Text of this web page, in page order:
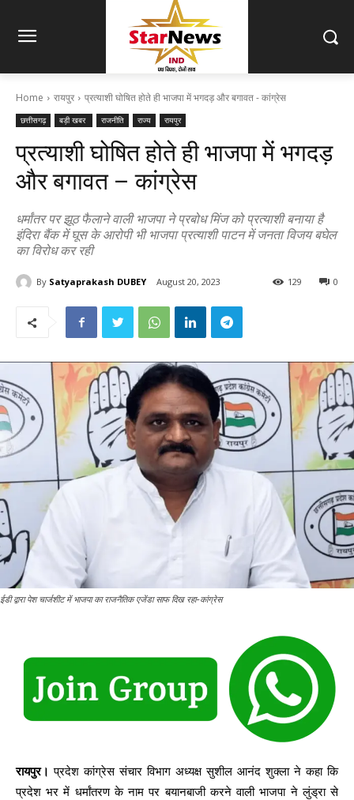
Home रायपुर प्रत्याशी घोषित होते ही भाजपा में भगदड़ और बगावत - कांग्रेस
छत्तीसगढ़ बड़ी खबर राजनीति राज्य रायपुर
प्रत्याशी घोषित होते ही भाजपा में भगदड़
और बगावत – कांग्रेस
धर्मांतर पर झूठ फैलाने वाली भाजपा ने प्रबोध मिंज को प्रत्याशी बनाया है
इंदिरा बैंक में घूस के आरोपी भी भाजपा प्रत्याशी पाटन में जनता विजय बघेल
का विरोध कर रही
By Satyaprakash DUBEY August 20, 2023 0
129
ईडी द्वारा पेश चार्जशीट में भाजपा का राजनैतिक एजेंडा साफ दिख रहा-कांग्रेस
रायपुर। प्रदेश कांग्रेस संचार विभाग अध्यक्ष सुशील आनंद शुक्ला ने कहा कि
प्रदेश भर में धर्मांतरण के नाम पर बयानबाजी करने वाली भाजपा ने लुंड्रा से